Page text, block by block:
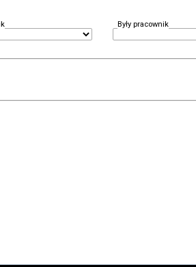
Były pracownik